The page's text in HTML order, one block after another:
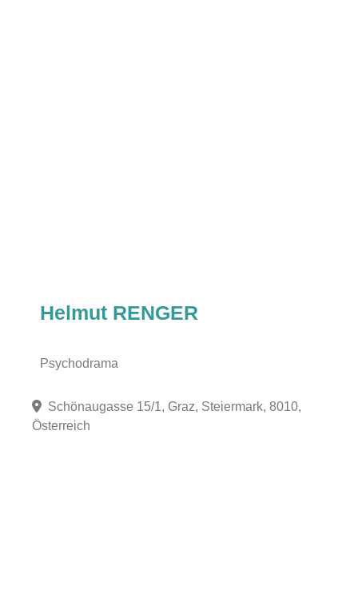
Helmut RENGER
Psychodrama
Schönaugasse 15/1, Graz, Steiermark, 8010,
Österreich